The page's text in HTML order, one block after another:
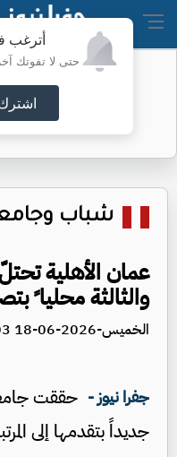
أترغب
حتى لا تفوتك
مهاجرو
التطورات
شباب
والثالثة محليا
الخميس-2026-06-18 12:03 pm
جفرا نيوز - حققت جامعة